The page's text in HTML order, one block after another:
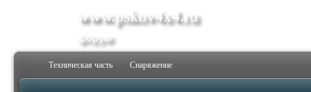
www.pskov4x4.ru
форум
Техническая часть Снаряжение